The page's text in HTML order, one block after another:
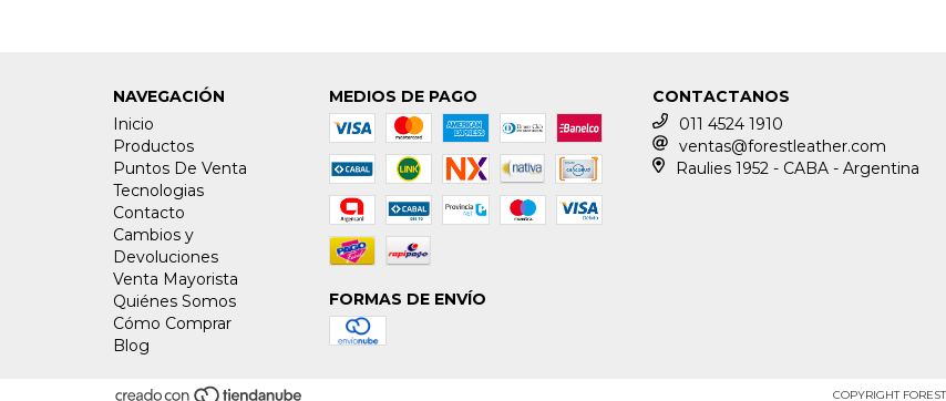
NAVEGACIÓN
Inicio
Productos
Puntos De Venta
Tecnologias
Contacto
Cambios y
Devoluciones
Venta Mayorista
Quiénes Somos
Cómo Comprar
Blog
MEDIOS DE PAGO
FORMAS DE ENVÍO
CONTACTANOS
011 4524 1910
ventas@forestleather.com
Raulies 1952 - CABA - Argentina
COPYRIGHT